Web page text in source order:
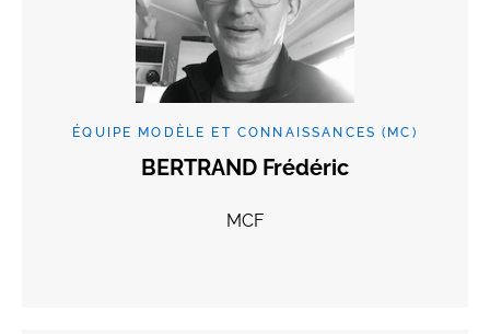
ÉQUIPE MODÈLE ET CONNAISSANCES (MC)
BERTRAND Frédéric
MCF